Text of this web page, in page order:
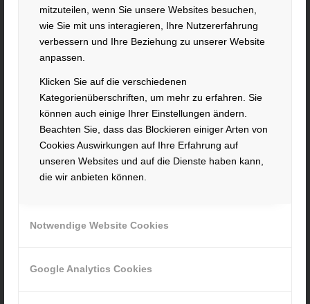
mitzuteilen, wenn Sie unsere Websites besuchen,
wie Sie mit uns interagieren, Ihre Nutzererfahrung
verbessern und Ihre Beziehung zu unserer Website
anpassen.
Klicken Sie auf die verschiedenen
Kategorienüberschriften, um mehr zu erfahren. Sie
können auch einige Ihrer Einstellungen ändern.
Beachten Sie, dass das Blockieren einiger Arten von
Cookies Auswirkungen auf Ihre Erfahrung auf
unseren Websites und auf die Dienste haben kann,
die wir anbieten können.
Notwendige Website Cookies
Google Analytics Cookies
KONTAKT
Hacker Feinmechanik GmbH
Im Polder 2 / Neuhausen
Fax. +49 991 91564
contact@hacker-feinmechanik.de
Ihr Weg zu uns
» Cookie-Einstellungen